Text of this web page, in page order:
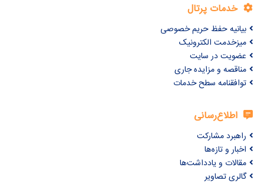
خدمات پرتال
بیانیه حفظ حریم خصوصی
میزخدمت الکترونیک
عضویت در سایت
مناقصه و مزایده جاری
توافقنامه سطح خدمات
اطلاع‌رسانی
راهبرد مشارکت
اخبار و تازه‌ها
مقالات و یادداشت‌ها
گالری تصاویر